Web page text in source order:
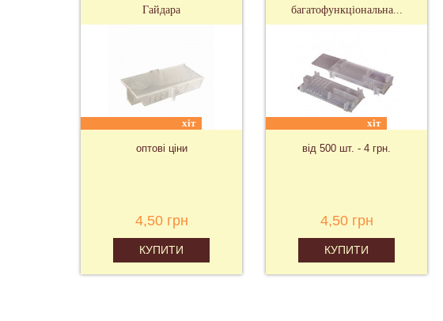
Гайдара
хіт
оптові ціни
4,50 грн
КУПИТИ
багатофункціональна...
хіт
від 500 шт. - 4 грн.
4,50 грн
КУПИТИ